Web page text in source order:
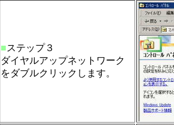
■ステップ３
ダイヤルアップネットワーク
をダブルクリックします。